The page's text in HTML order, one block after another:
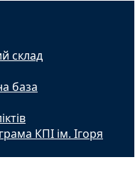
склад
база
КПІ ім. Ігоря